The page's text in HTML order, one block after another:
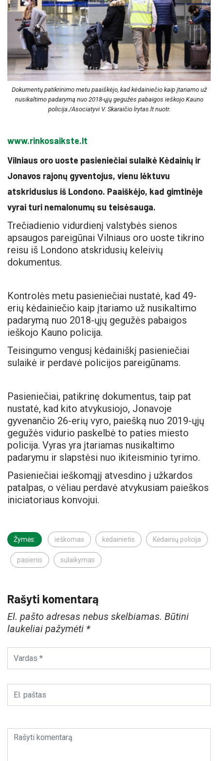
Dokumentų patikrinimo metu paaiškėjo, kad kėdainiečio kaip įtariamo už
nusikaltimo padarymą nuo 2018-ųjų gegužės pabaigos ieškojo Kauno
policija./Asociatyvi V. Skaraičio lrytas.lt nuotr.
www.rinkosaikste.lt
Vilniaus oro uoste pasieniečiai sulaikė Kėdainių ir
Jonavos rajonų gyventojus, vienu lėktuvu
atskridusius iš Londono. Paaiškėjo, kad gimtinėje
vyrai turi nemalonumų su teisėsauga.
Trečiadienio vidurdienį valstybės sienos
apsaugos pareigūnai Vilniaus oro uoste tikrino
reisu iš Londono atskridusių keleivių
dokumentus.
Kontrolės metu pasieniečiai nustatė, kad 49-
erių kėdainiečio kaip įtariamo už nusikaltimo
padarymą nuo 2018-ųjų gegužės pabaigos
ieškojo Kauno policija.
Teisingumo vengusį kėdainiškį pasieniečiai
sulaikė ir perdavė policijos pareigūnams.
Pasieniečiai, patikrinę dokumentus, taip pat
nustatė, kad kito atvykusiojo, Jonavoje
gyvenančio 26-erių vyro, paiešką nuo 2019-ųjų
gegužės vidurio paskelbė to paties miesto
policija. Vyras yra įtariamas nusikaltimo
padarymu ir slapstėsi nuo ikiteisminio tyrimo.
Pasieniečiai ieškomąjį atvesdino į užkardos
patalpas, o vėliau perdavė atvykusiam paieškos
iniciatoriaus konvojui.
Žymės: ieškomas kėdainietis Kėdainių policija
pasienis sulaikymas
Rašyti komentarą
El. pašto adresas nebus skelbiamas. Būtini
laukeliai pažymėti *